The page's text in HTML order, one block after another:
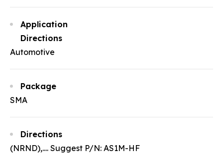
Application
Directions
Automotive
Package
SMA
Directions
(NRND),.... Suggest P/N: AS1M-HF